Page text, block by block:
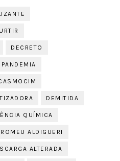
DECRETO
DEMITIDA
QUÍMICA
ALDIGUERI
ALTERADA